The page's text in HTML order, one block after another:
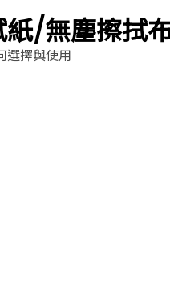
紙/無塵擦拭
選擇與使用